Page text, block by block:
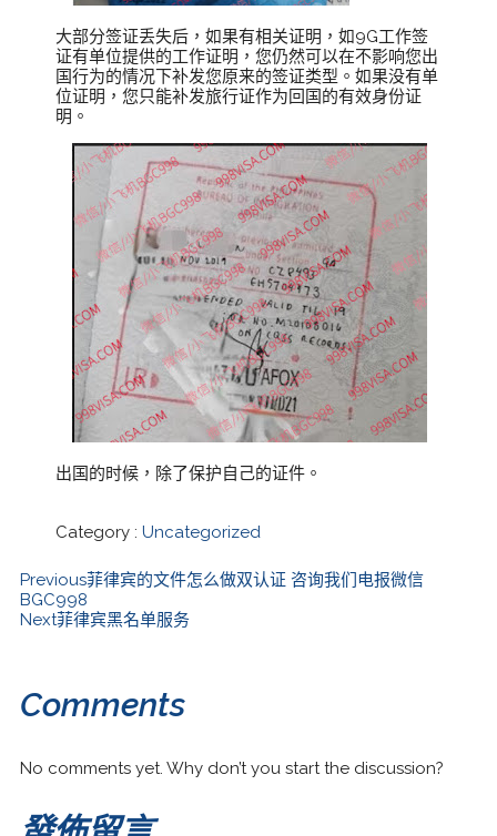
大部分签证丢失后，如果有相关证明，如9G工作签
证有单位提供的工作证明，您仍然可以在不影响您出
国行为的情况下补发您原来的签证类型。如果没有单
位证明，您只能补发旅行证作为回国的有效身份证
明。
出国的时候，除了保护自己的证件。
Category : Uncategorized
Previous菲律宾的文件怎么做双认证 咨询我们电报微信
BGC998
Next菲律宾黑名单服务
Comments
No comments yet. Why don’t you start the discussion?